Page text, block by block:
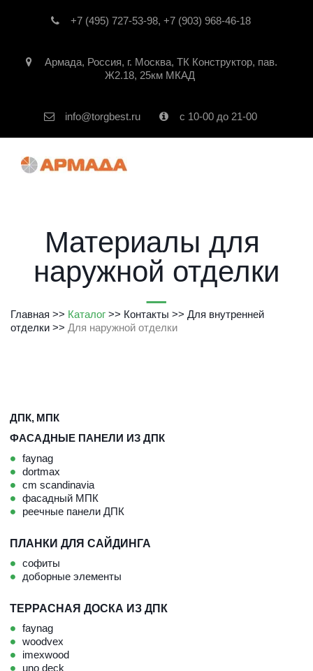
+7 (495) 727-53-98, +7 (903) 968-46-18
Армада, Россия, г. Москва, ТК Конструктор, пав.
Ж2.18, 25км МКАД
info@torgbest.ru с 10-00 до 21-00
Материалы для
наружной отделки
Главная >> Каталог >> Контакты >> Для внутренней
отделки >> Для наружной отделки
ДПК, МПК
ФАСАДНЫЕ ПАНЕЛИ ИЗ ДПК
faynag
dortmax
cm scandinavia
фасадный МПК
реечные панели ДПК
ПЛАНКИ ДЛЯ САЙДИНГА
софиты
доборные элементы
ТЕРРАСНАЯ ДОСКА ИЗ ДПК
faynag
woodvex
imexwood
uno deck